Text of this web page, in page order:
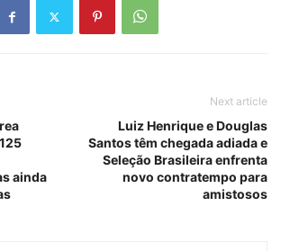
ainda
Next article
Luiz Henrique e Douglas
Santos têm chegada adiada e
Seleção Brasileira enfrenta
novo contratempo para
amistosos